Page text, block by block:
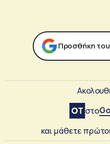
Προσθήκη
στο
και μάθετε